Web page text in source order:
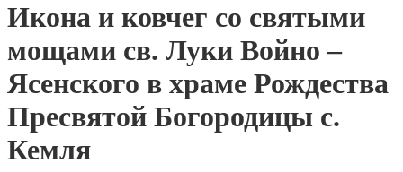
Икона и ковчег со святыми
мощами св. Луки Войно –
Ясенского в храме Рождества
Пресвятой Богородицы с.
Кемля